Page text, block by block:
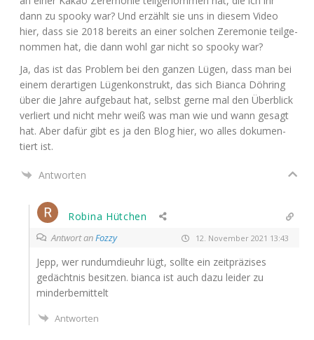
dann zu spoo­ky war? Und erzählt sie uns in die­sem Video
hier, dass sie 2018 bereits an einer sol­chen Zere­mo­nie teil­ge­
nom­men hat, die dann wohl gar nicht so spoo­ky war?
Ja, das ist das Pro­blem bei den gan­zen Lügen, dass man bei
einem der­ar­ti­gen Lügen­kon­strukt, das sich Bian­ca Döh­ring
über die Jah­re auf­ge­baut hat, selbst ger­ne mal den Über­blick
ver­liert und nicht mehr weiß was man wie und wann gesagt
hat. Aber dafür gibt es ja den Blog hier, wo alles doku­men­
tiert ist.
Antworten
Robina Hütchen
Antwort anFozzy 12. November 2021 13:43
Jepp, wer rund­um­dieuhr lügt, soll­te ein zeit­prä­zi­ses
gedächt­nis besit­zen. bian­ca ist auch dazu lei­der zu
minderbemittelt
Antworten